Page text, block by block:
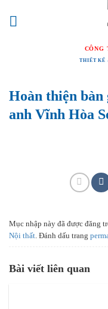
CÔNG
THIẾT KẾ
Hoàn thiện bàn
anh Vĩnh Hòa
Mục nhập này đã được đăng
Nội thất. Đánh dấu trang
Bài viết liên quan